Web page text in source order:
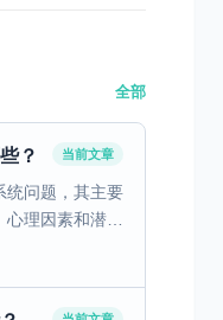
全部
？ 当前文章
统问题，其主要
理因素和潜在
暴饮暴食、进